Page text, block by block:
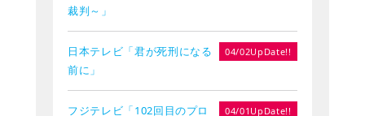
裁判～」
日本テレビ「君が死刑になる
前に」
04/02UpDate!!
フジテレビ「102回目のプロ
04/01UpDate!!